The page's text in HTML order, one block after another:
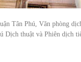
Tân Phú, Văn phòng
Dịch thuật và Phiên dịch